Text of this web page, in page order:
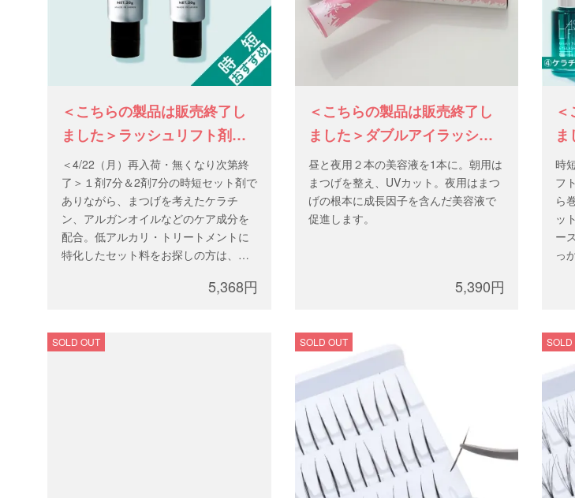
＜こちらの製品は販売終了し
ました＞ラッシュリフト剤・
【Cite】ファースト&セカンド
プロ
＜4/22（月）再入荷・無くなり次第終
了＞１剤7分＆2剤7分の時短セット剤で
ありながら、まつげを考えたケラチ
ン、アルガンオイルなどのケア成分を
配合。低アルカリ・トリートメントに
特化したセット料をお探しの方は、お
セット剤の匂いを抑えたフレッシュフ
5,368円
＜こちらの製品は販売終了し
ました＞ダブルアイラッシュ
エッセンス
昼と夜用２本の美容液を1本に。朝用は
まつげを整え、UVカット。夜用はまつ
げの根本に成長因子を含んだ美容液で
促進します。
5,390円
ト
時
フ
ら
ッ
ー
っ
こちら
SOLD OUT SOLD OUT SOLD